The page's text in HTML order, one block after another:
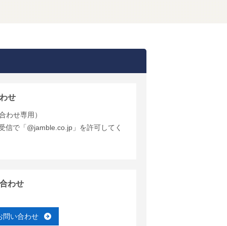
せ
わせ専用）
で「@jamble.co.jp」を許可してく
わせ
問い合わせ